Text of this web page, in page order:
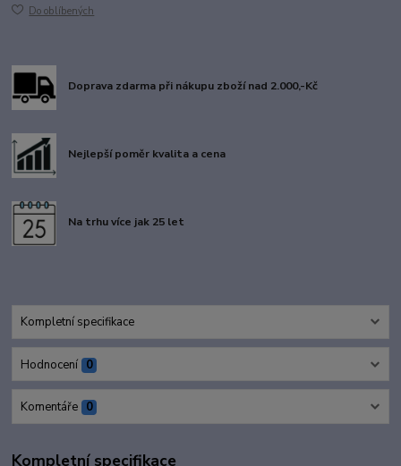
Do oblíbených
Doprava zdarma při nákupu zboží nad 2.000,-Kč
Nejlepší poměr kvalita a cena
Na trhu více jak 25 let
Kompletní specifikace
Hodnocení 0
Komentáře 0
Kompletní specifikace